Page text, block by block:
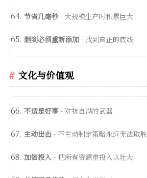
节省几毫秒- 大规模生产时积累巨大
删到必须重新添加- 找到真正的底线
文化与价值观
不适是好事- 对抗自满的武器
主动出击- 不主动制定策略永远无法取胜
加倍投入 - 把所有资源重投入以壮大